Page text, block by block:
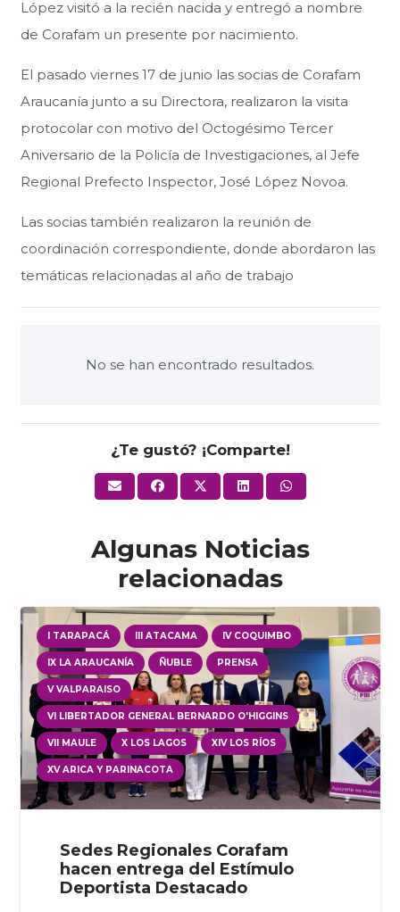
López visitó a la recién nacida y entregó a nombre
de Corafam un presente por nacimiento.
El pasado viernes 17 de junio las socias de Corafam
Araucanía junto a su Directora, realizaron la visita
protocolar con motivo del Octogésimo Tercer
Aniversario de la Policía de Investigaciones, al Jefe
Regional Prefecto Inspector, José López Novoa.
Las socias también realizaron la reunión de
coordinación correspondiente, donde abordaron las
temáticas relacionadas al año de trabajo
No se han encontrado resultados.
¿Te gustó? ¡Comparte!
Algunas Noticias
relacionadas
I TARAPACÁ III ATACAMA IV COQUIMBO
IX LA ARAUCANÍA ÑUBLE PRENSA
V VALPARAISO
VI LIBERTADOR GENERAL BERNARDO O'HIGGINS
VII MAULE X LOS LAGOS XIV LOS RÍOS
XV ARICA Y PARINACOTA
Sedes Regionales Corafam
hacen entrega del Estímulo
Deportista Destacado